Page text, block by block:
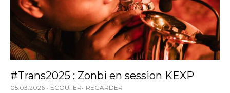
#Trans2025 : Zonbi en session KEXP
05.03.2026 ECOUTER REGARDER